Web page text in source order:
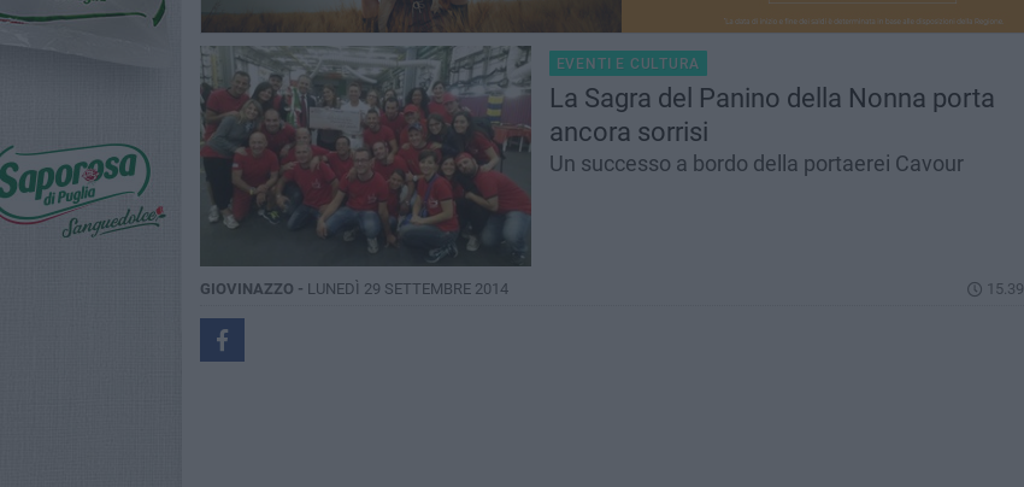
EVENTI E CULTURA
La Sagra del Panino della Nonna porta
ancora sorrisi
Un successo a bordo della portaerei Cavour
GIOVINAZZO - LUNEDÌ 29 SETTEMBRE 2014 15.39